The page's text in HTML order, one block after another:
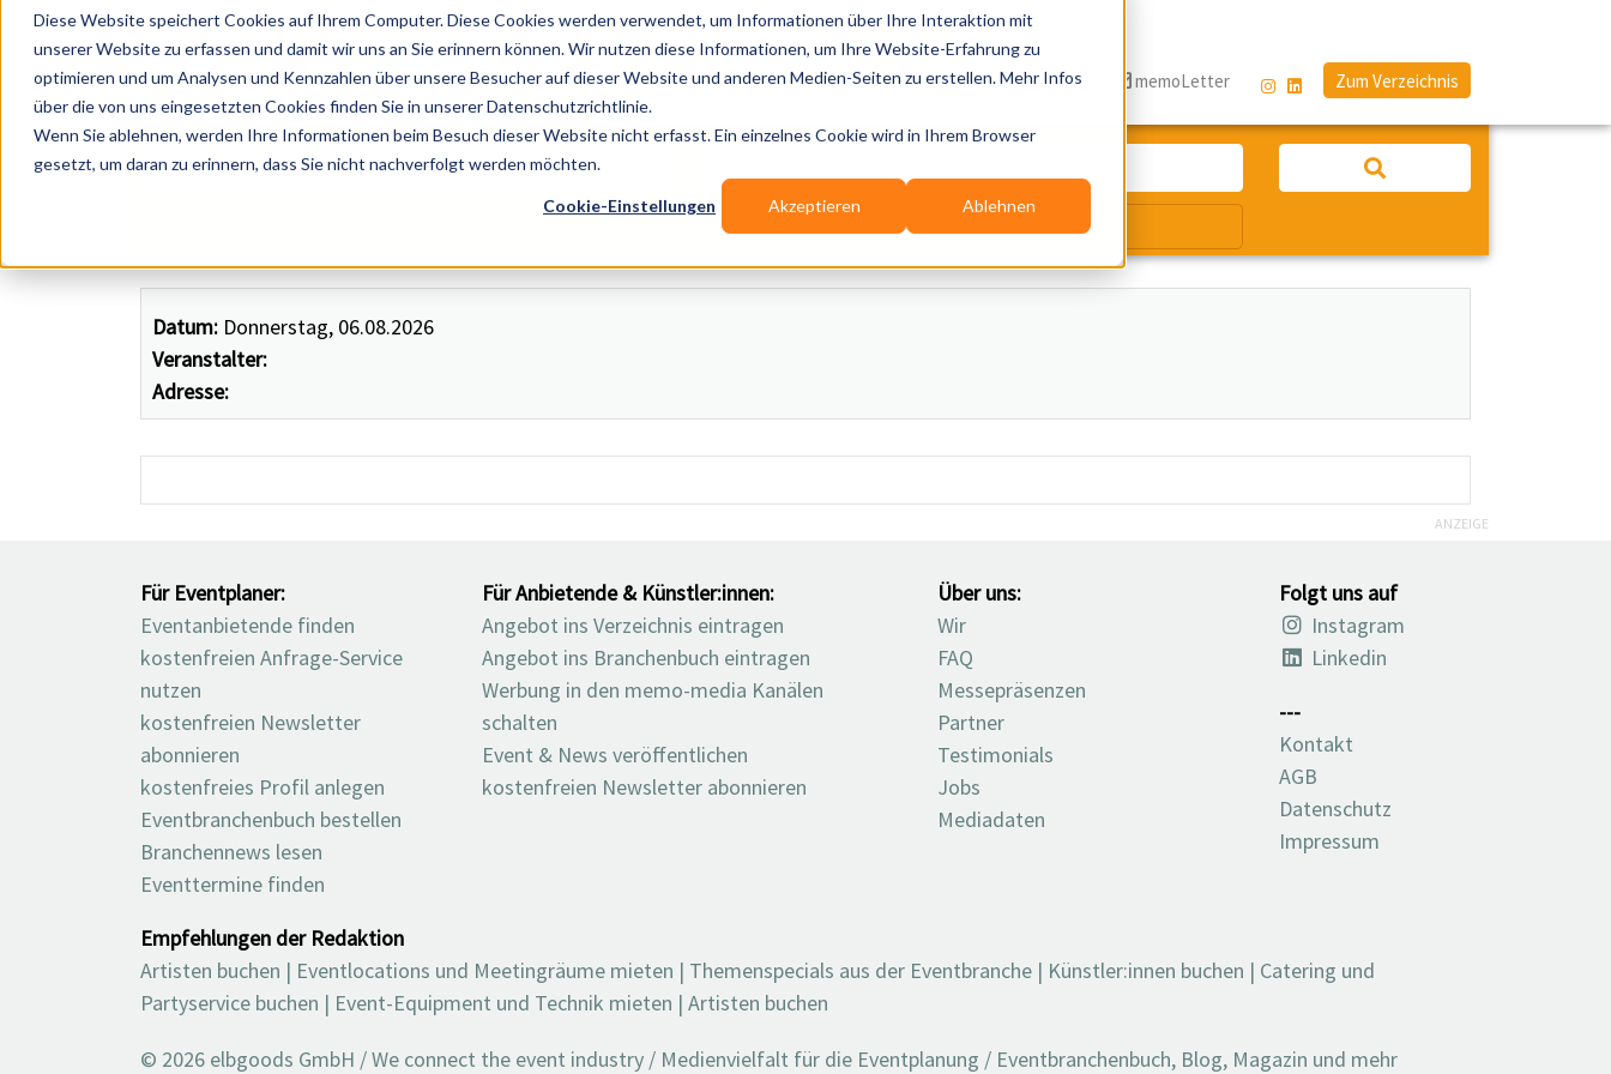
Diese Website speichert Cookies auf Ihrem Computer. Diese Cookies werden verwendet, um Informationen über Ihre Interaktion mit
unserer Website zu erfassen und damit wir uns an Sie erinnern können. Wir nutzen diese Informationen, um Ihre Website-Erfahrung zu
optimieren und um Analysen und Kennzahlen über unsere Besucher auf dieser Website und anderen Medien-Seiten zu erstellen. Mehr Infos
über die von uns eingesetzten Cookies finden Sie in unserer Datenschutzrichtlinie.
Wenn Sie ablehnen, werden Ihre Informationen beim Besuch dieser Website nicht erfasst. Ein einzelnes Cookie wird in Ihrem Browser
gesetzt, um daran zu erinnern, dass Sie nicht nachverfolgt werden möchten.
Cookie-Einstellungen Akzeptieren Ablehnen
Datum: Donnerstag, 06.08.2026
Veranstalter:
Adresse:
Publikationen Branchen-Infos Services Blog memoLetter Zum Verzeichnis
Künstler, Zelte, Bands, Catering, ...
Wir suchen für Dich
ANZEIGE
Für Eventplaner:
Eventanbietende finden
kostenfreien Anfrage-Service
nutzen
kostenfreien Newsletter
abonnieren
kostenfreies Profil anlegen
Eventbranchenbuch bestellen
Branchennews lesen
Eventtermine finden
Für Anbietende & Künstler:innen:
Angebot ins Verzeichnis eintragen
Angebot ins Branchenbuch eintragen
Werbung in den memo-media Kanälen
schalten
Event & News veröffentlichen
kostenfreien Newsletter abonnieren
Über uns:
Wir
FAQ
Messepräsenzen
Partner
Testimonials
Jobs
Mediadaten
Folgt uns auf
Instagram
Linkedin
---
Kontakt
AGB
Datenschutz
Impressum
Empfehlungen der Redaktion
Artisten buchen | Eventlocations und Meetingräume mieten | Themenspecials aus der Eventbranche | Künstler:innen buchen | Catering und
Partyservice buchen | Event-Equipment und Technik mieten | Artisten buchen
© 2026 elbgoods GmbH / We connect the event industry / Medienvielfalt für die Eventplanung / Eventbranchenbuch, Blog, Magazin und mehr